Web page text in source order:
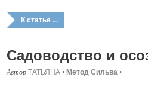
К статье ...
Садоводство и
ТАТЬЯНА•Метод Сильва •